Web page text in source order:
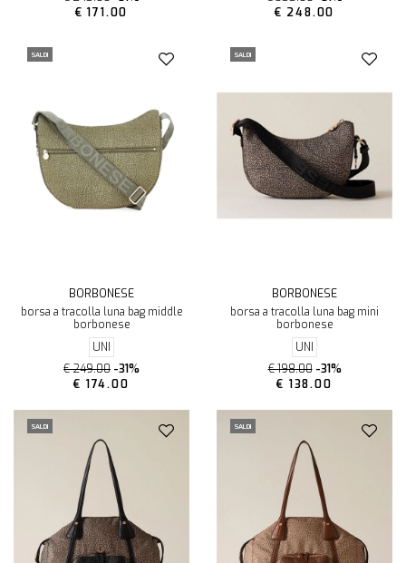
€ 171.00
€ 248.00
SALDI
BORBONESE
borsa a tracolla luna bag middle
borbonese
UNI
€ 249.00 -31%
€ 174.00
SALDI
BORBONESE
borsa a tracolla luna bag mini
borbonese
UNI
€ 198.00 -31%
€ 138.00
SALDI SALDI